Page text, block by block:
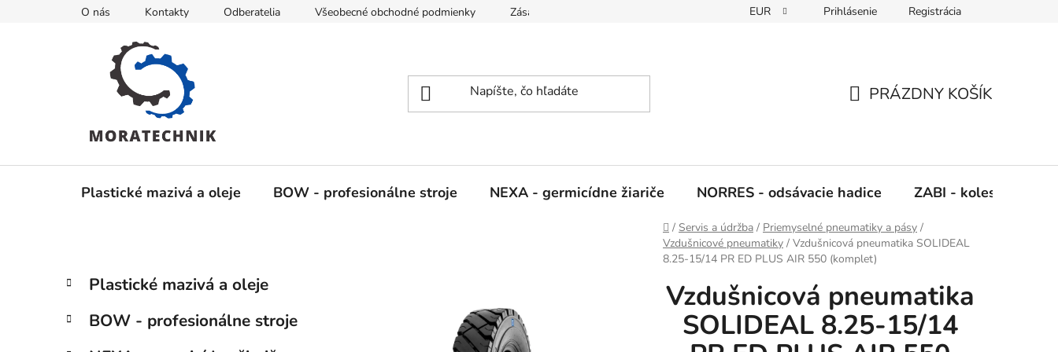
O nás Kontakty Odberatelia Všeobecné obchodné podmienky Zásady ochrany osobných údajov Napíšte nám
EUR Prihlásenie Registrácia
PRÁZDNY KOŠÍK
Plastické mazivá a oleje BOW - profesionálne stroje NEXA - germicídne žiariče NORRES - odsávacie hadice ZABI - kolesá,
Domov
/ Servis a údržba / Priemyselné pneumatiky a pásy /
Vzdušnicové pneumatiky / Vzdušnicová pneumatika SOLIDEAL
8.25-15/14 PR ED PLUS AIR 550 (komplet)
B
č
Preskočiť
kategórie
K
a
e
Plastické mazivá a oleje
BOW - profesionálne stroje
Vzdušnicová pneumatika
SOLIDEAL 8.25-15/14